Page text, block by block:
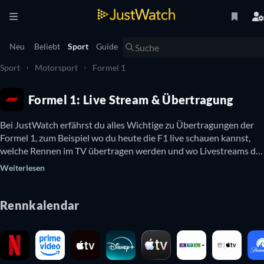
Neu Beliebt Sport Guide
Sport Motorsport Formel 1
Formel 1: Live Stream & Übertragung
Bei JustWatch erfährst du alles Wichtige zu Übertragungen der
Formel 1, zum Beispiel wo du heute die F1 live schauen kannst,
welche Rennen im TV übertragen werden und wo Livestreams der
nächsten Grand Prix laufen. Außerdem verraten wir dir, welche
Die Formel-1-Weltmeisterschaft ist eine Rennserie für
konstruiert werden. Die F1 ist vom Automobil-Dachverband FIA
(Fédération Internationale de l'Automobile) als höchstrangige
Rennserie des Formelsports anerkannt und wird auch als
Weiterlesen
Rennkalendar